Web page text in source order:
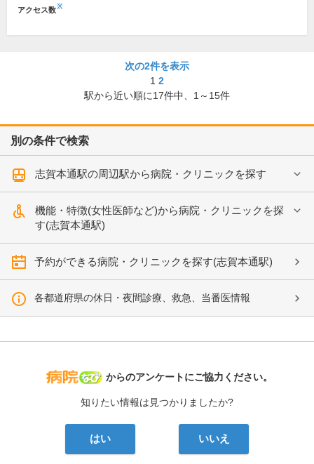
アクセス数※
次の2件を表示
1 2
駅から近い順に17件中、 1～15件
別の条件で検索
志賀本通駅の周辺駅から病院・クリニックを探す
機能・特徴(女性医師など)から病院・クリニックを探
す(志賀本通駅)
予約ができる病院・クリニックを探す(志賀本通駅)
各都道府県の休日・夜間診療、救急、当番医情報
病院なび
からのアンケートにご協力ください。
知りたい情報は見つかりましたか?
はい いいえ